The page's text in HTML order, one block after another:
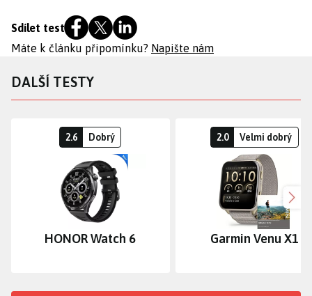
Sdílet test
Máte k článku připomínku? Napište nám
DALŠÍ TESTY
2.6 Dobrý
HONOR Watch 6
2.0 Velmi dobrý
Garmin Venu X1